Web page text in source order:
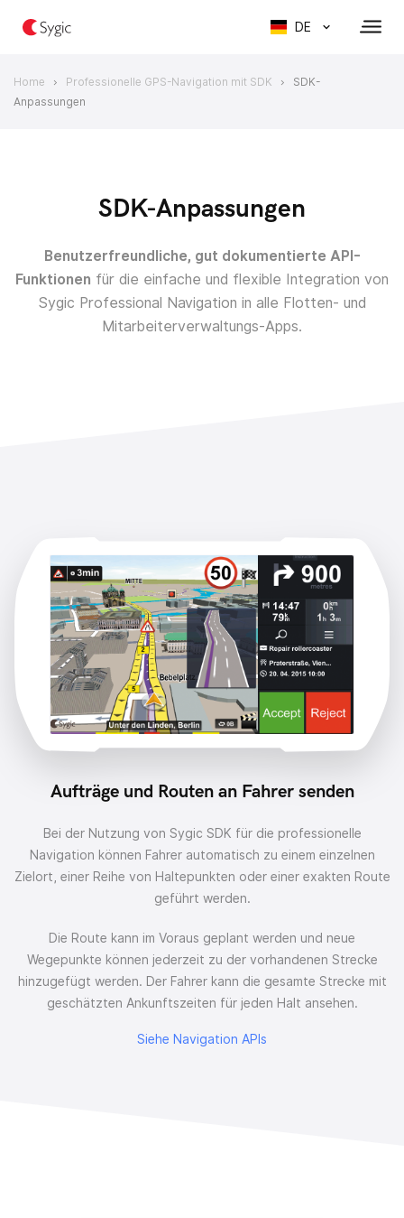
DE
Home > Professionelle GPS-Navigation mit SDK >
SDK-
Anpassungen
SDK-Anpassungen
Benutzerfreundliche, gut dokumentierte API-
Funktionen für die einfache und flexible Integration von
Sygic Professional Navigation in alle Flotten- und
Mitarbeiterverwaltungs-Apps.
Aufträge und Routen an Fahrer senden
Bei der Nutzung von Sygic SDK für die professionelle
Navigation können Fahrer automatisch zu einem einzelnen
Zielort, einer Reihe von Haltepunkten oder einer exakten Route
geführt werden.
Die Route kann im Voraus geplant werden und neue
Wegepunkte können jederzeit zu der vorhandenen Strecke
hinzugefügt werden. Der Fahrer kann die gesamte Strecke mit
geschätzten Ankunftszeiten für jeden Halt ansehen.
Siehe Navigation APIs